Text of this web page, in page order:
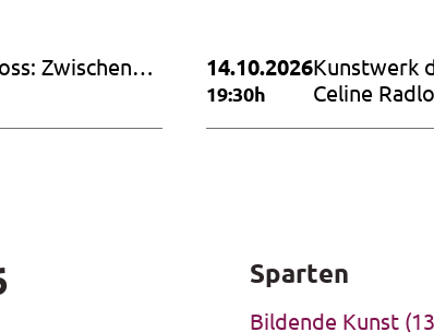
Zwischen
14.10.2026
19:30h
Kunstwerk
2026
Celine
Sparten
Bildende Kunst